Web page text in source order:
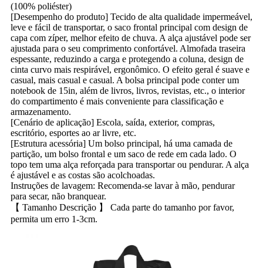
(100% poliéster)
[Desempenho do produto] Tecido de alta qualidade impermeável,
leve e fácil de transportar, o saco frontal principal com design de
capa com zíper, melhor efeito de chuva. A alça ajustável pode ser
ajustada para o seu comprimento confortável. Almofada traseira
espessante, reduzindo a carga e protegendo a coluna, design de
cinta curvo mais respirável, ergonômico. O efeito geral é suave e
casual, mais casual e casual. A bolsa principal pode conter um
notebook de 15in, além de livros, livros, revistas, etc., o interior
do compartimento é mais conveniente para classificação e
armazenamento.
[Cenário de aplicação] Escola, saída, exterior, compras,
escritório, esportes ao ar livre, etc.
[Estrutura acessória] Um bolso principal, há uma camada de
partição, um bolso frontal e um saco de rede em cada lado. O
topo tem uma alça reforçada para transportar ou pendurar. A alça
é ajustável e as costas são acolchoadas.
Instruções de lavagem: Recomenda-se lavar à mão, pendurar
para secar, não branquear.
【 Tamanho Descrição 】 Cada parte do tamanho por favor,
permita um erro 1-3cm.